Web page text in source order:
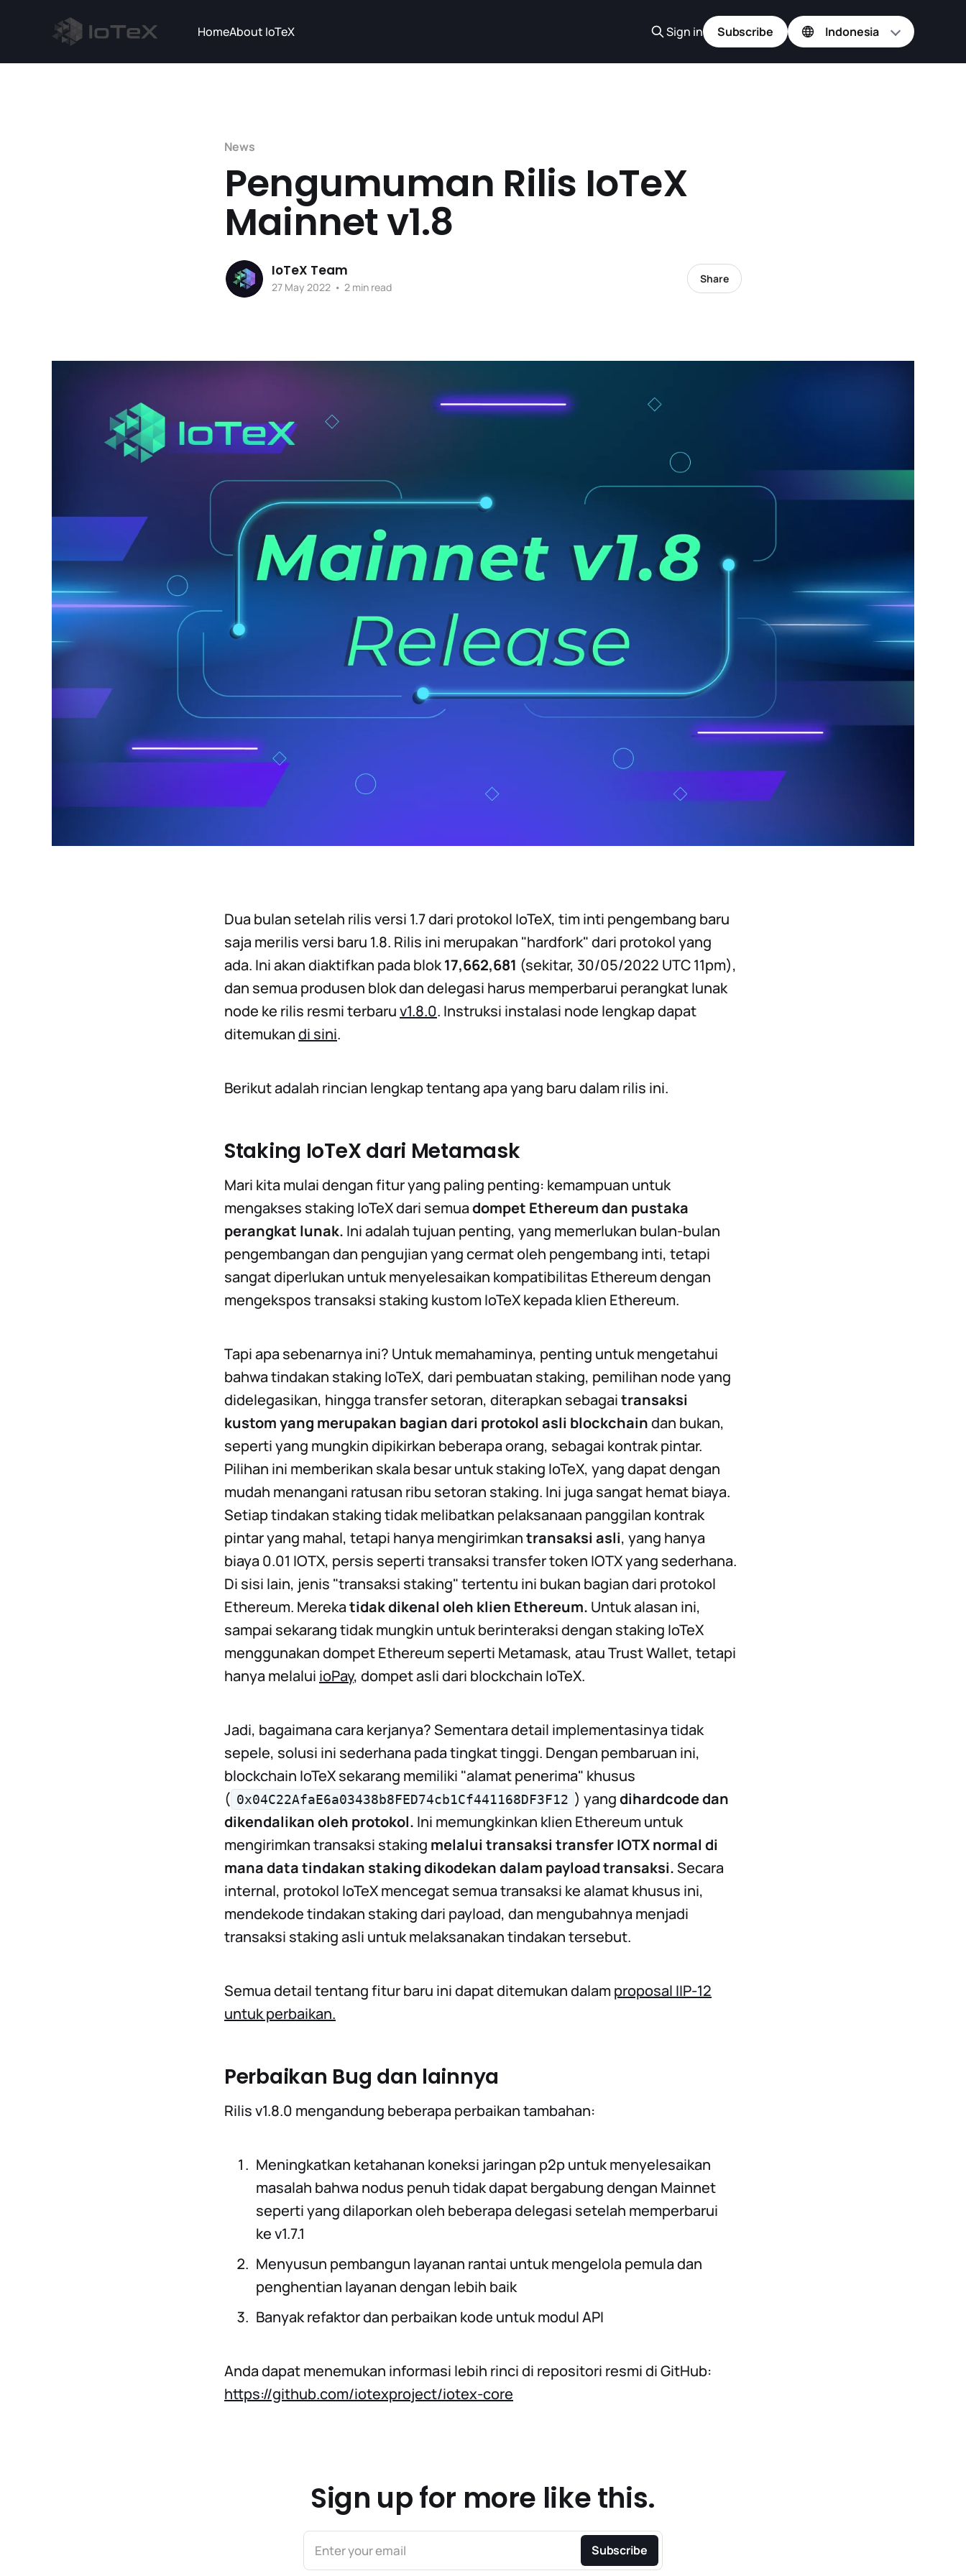
HomeAbout IoTeX Sign in Subscribe
News
Pengumuman Rilis IoTeX
Mainnet v1.8
IoTeX Team
27 May 2022 • 2 min read
Share
Dua bulan setelah rilis versi 1.7 dari protokol IoTeX, tim inti pengembang baru
saja merilis versi baru 1.8. Rilis ini merupakan "hardfork" dari protokol yang
ada. Ini akan diaktifkan pada blok17,662,681 (sekitar, 30/05/2022 UTC 11pm),
dan semua produsen blok dan delegasi harus memperbarui perangkat lunak
node ke rilis resmi terbaruv1.8.0. Instruksi instalasi node lengkap dapat
ditemukandi sini.
Berikut adalah rincian lengkap tentang apa yang baru dalam rilis ini.
Staking IoTeX dari Metamask
Mari kita mulai dengan fitur yang paling penting: kemampuan untuk
mengakses staking IoTeX dari semuadompet Ethereum dan pustaka
perangkat lunak. Ini adalah tujuan penting, yang memerlukan bulan-bulan
pengembangan dan pengujian yang cermat oleh pengembang inti, tetapi
sangat diperlukan untuk menyelesaikan kompatibilitas Ethereum dengan
mengekspos transaksi staking kustom IoTeX kepada klien Ethereum.
Tapi apa sebenarnya ini? Untuk memahaminya, penting untuk mengetahui
bahwa tindakan staking IoTeX, dari pembuatan staking, pemilihan node yang
didelegasikan, hingga transfer setoran, diterapkan sebagaitransaksi
kustom yang merupakan bagian dari protokol asli blockchaindan bukan,
seperti yang mungkin dipikirkan beberapa orang, sebagai kontrak pintar.
Pilihan ini memberikan skala besar untuk staking IoTeX, yang dapat dengan
mudah menangani ratusan ribu setoran staking. Ini juga sangat hemat biaya.
Setiap tindakan staking tidak melibatkan pelaksanaan panggilan kontrak
pintar yang mahal, tetapi hanya mengirimkantransaksi asli, yang hanya
biaya 0.01 IOTX, persis seperti transaksi transfer token IOTX yang sederhana.
Di sisi lain, jenis "transaksi staking" tertentu ini bukan bagian dari protokol
Ethereum. Merekatidak dikenal oleh klien Ethereum. Untuk alasan ini,
sampai sekarang tidak mungkin untuk berinteraksi dengan staking IoTeX
menggunakan dompet Ethereum seperti Metamask, atau Trust Wallet, tetapi
hanya melalui ioPay, dompet asli dari blockchain IoTeX.
Jadi, bagaimana cara kerjanya? Sementara detail implementasinya tidak
sepele, solusi ini sederhana pada tingkat tinggi. Dengan pembaruan ini,
blockchain IoTeX sekarang memiliki "alamat penerima" khusus
( 0x04C22AfaE6a03438b8FED74cb1Cf441168DF3F12 ) yangdihardcode dan
dikendalikan oleh protokol. Ini memungkinkan klien Ethereum untuk
mengirimkan transaksi staking melalui transaksi transfer IOTX normal di
mana data tindakan staking dikodekan dalam payload transaksi.Secara
internal, protokol IoTeX mencegat semua transaksi ke alamat khusus ini,
mendekode tindakan staking dari payload, dan mengubahnya menjadi
transaksi staking asli untuk melaksanakan tindakan tersebut.
Semua detail tentang fitur baru ini dapat ditemukan dalam proposal IIP-12
untuk perbaikan.
Perbaikan Bug dan lainnya
Rilis v1.8.0 mengandung beberapa perbaikan tambahan:
Meningkatkan ketahanan koneksi jaringan p2p untuk menyelesaikan
masalah bahwa nodus penuh tidak dapat bergabung dengan Mainnet
seperti yang dilaporkan oleh beberapa delegasi setelah memperbarui
ke v1.7.1
Menyusun pembangun layanan rantai untuk mengelola pemula dan
penghentian layanan dengan lebih baik
Banyak refaktor dan perbaikan kode untuk modul API
Anda dapat menemukan informasi lebih rinci di repositori resmi di GitHub:
https://github.com/iotexproject/iotex-core
Sign up for more like this.
Enter your email Subscribe